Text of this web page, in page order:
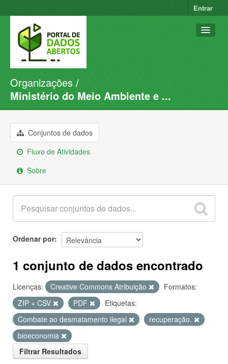
Entrar
Conjuntos de dados
Organizações
Sobre
Organizações
Ministério do Meio Ambiente e ...
Conjuntos de dados
Fluxo de Atividades
Sobre
Ordenar por
1 conjunto de dados encontrado
Licenças: Creative Commons Atribuição
Formatos:
ZIP + CSV
PDF
Etiquetas:
Combate ao desmatamento ilegal
recuperação.
bioeconomia
Filtrar Resultados